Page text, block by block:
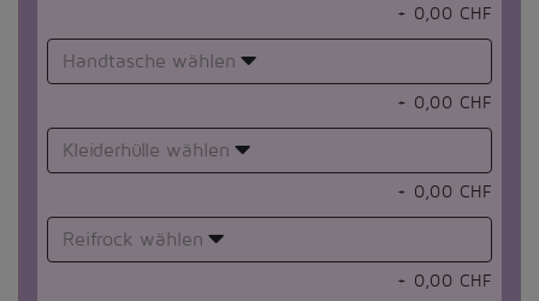
+ 0,00 CHF
Handtasche wählen
+ 0,00 CHF
Kleiderhülle wählen
+ 0,00 CHF
Reifrock wählen
+ 0,00 CHF